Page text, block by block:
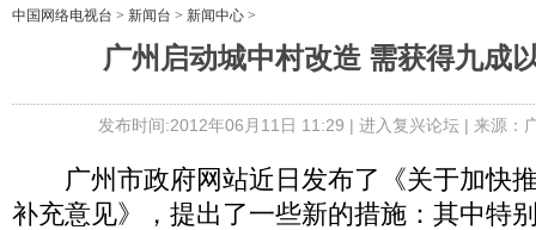
中国网络电视台 > 新闻台 > 新闻中心 >
广州启动城中村改造 需获得九成
发布时间:2012年06月11日 11:29 | 进入复兴论坛| 来源：
广州市政府网站近日发布了《关于加快
补充意见》，提出了一些新的措施：其中特